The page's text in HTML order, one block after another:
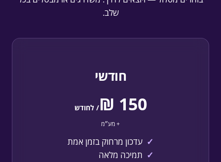
שלב.
חודשי
‏150 ₪ / לחודש
+ מע״מ
עדכון מרחוק בזמן אמת
תמיכה מלאה